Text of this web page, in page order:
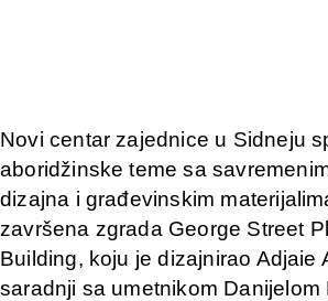
Novi centar zajednice u Sidneju
aboridžinske teme sa
dizajna i građevinskim
završena zgrada George Street
Building, koju je dizajnirao Adjaie
saradnji sa umetnikom Danijelom